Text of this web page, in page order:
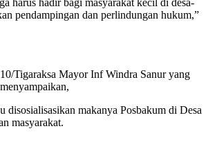
pendampingan dan perlindungan hukum,”
Tigaraksa Mayor Inf Windra Sanur yang
disosialisasikan makanya Posbakum di Desa
masyarakat.